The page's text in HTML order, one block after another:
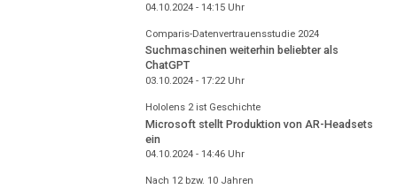
04.10.2024 - 14:15Uhr
Comparis-Datenvertrauensstudie 2024
Suchmaschinen weiterhin beliebter als
ChatGPT
03.10.2024 - 17:22Uhr
Hololens 2 ist Geschichte
Microsoft stellt Produktion von AR-Headsets
ein
04.10.2024 - 14:46Uhr
Nach 12 bzw. 10 Jahren